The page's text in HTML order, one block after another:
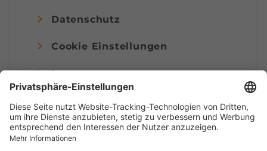
Datenschutz
Cookie Einstellungen
Impressum